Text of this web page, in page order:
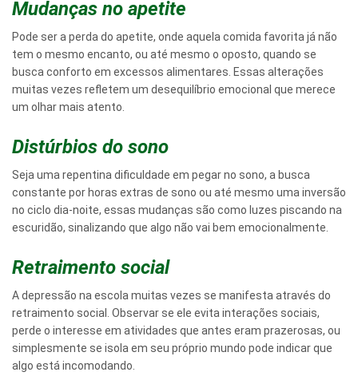
Mudanças no apetite
Pode ser a perda do apetite, onde aquela comida favorita já não
tem o mesmo encanto, ou até mesmo o oposto, quando se
busca conforto em excessos alimentares. Essas alterações
muitas vezes refletem um desequilíbrio emocional que merece
um olhar mais atento.
Distúrbios do sono
Seja uma repentina dificuldade em pegar no sono, a busca
constante por horas extras de sono ou até mesmo uma inversão
no ciclo dia-noite, essas mudanças são como luzes piscando na
escuridão, sinalizando que algo não vai bem emocionalmente.
Retraimento social
A depressão na escola muitas vezes se manifesta através do
retraimento social. Observar se ele evita interações sociais,
perde o interesse em atividades que antes eram prazerosas, ou
simplesmente se isola em seu próprio mundo pode indicar que
algo está incomodando.